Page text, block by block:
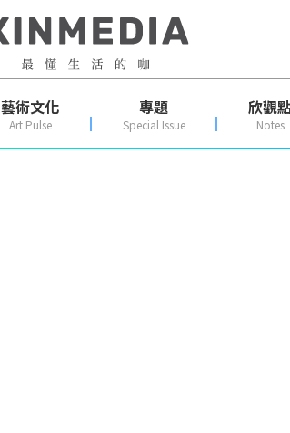
藝術文化
Art Pulse
專題
Special Issue
欣觀
Notes